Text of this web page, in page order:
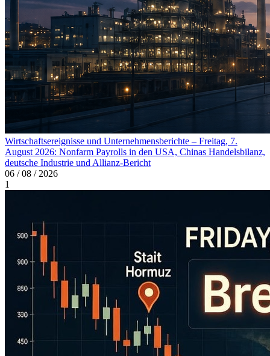
Wirtschaftsereignisse und Unternehmensberichte – Freitag, 7.
August 2026: Nonfarm Payrolls in den USA, Chinas Handelsbilanz,
deutsche Industrie und Allianz-Bericht
06 / 08 / 2026
1